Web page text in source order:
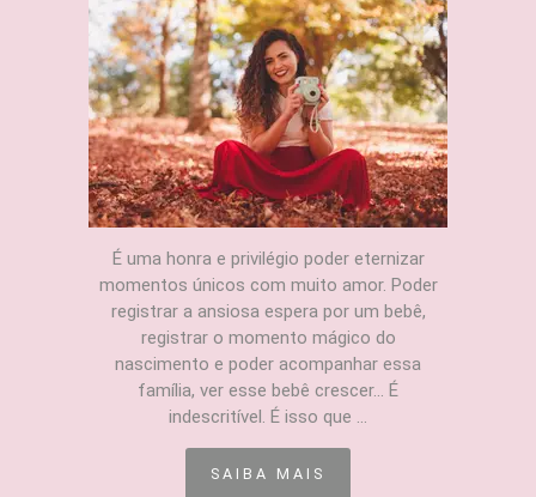
É uma honra e privilégio poder eternizar
momentos únicos com muito amor. Poder
registrar a ansiosa espera por um bebê,
registrar o momento mágico do
nascimento e poder acompanhar essa
família, ver esse bebê crescer... É
indescritível. É isso que ...
SAIBA MAIS